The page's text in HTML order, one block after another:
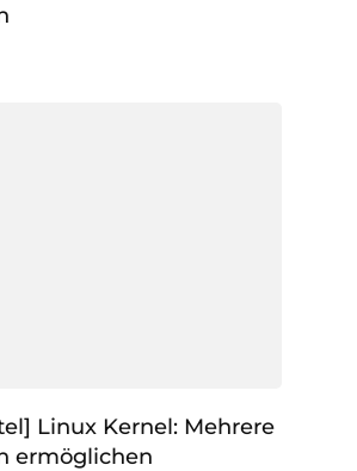
Linux Kernel: Mehrere
ermöglichen